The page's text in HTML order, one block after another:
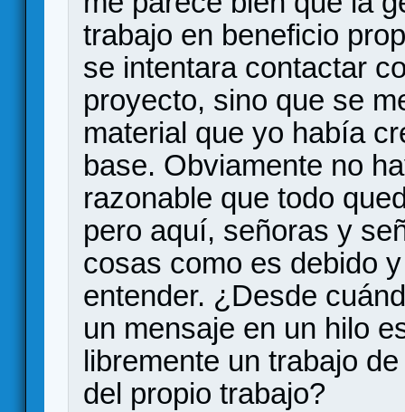
trabajo en beneficio
se intentara contactar
proyecto, sino que se
material que yo había
base. Obviamente no
razonable que todo
pero aquí, señoras y
cosas como es debido
entender. ¿Desde
un mensaje en un hilo
libremente un trabajo
del propio trabajo?